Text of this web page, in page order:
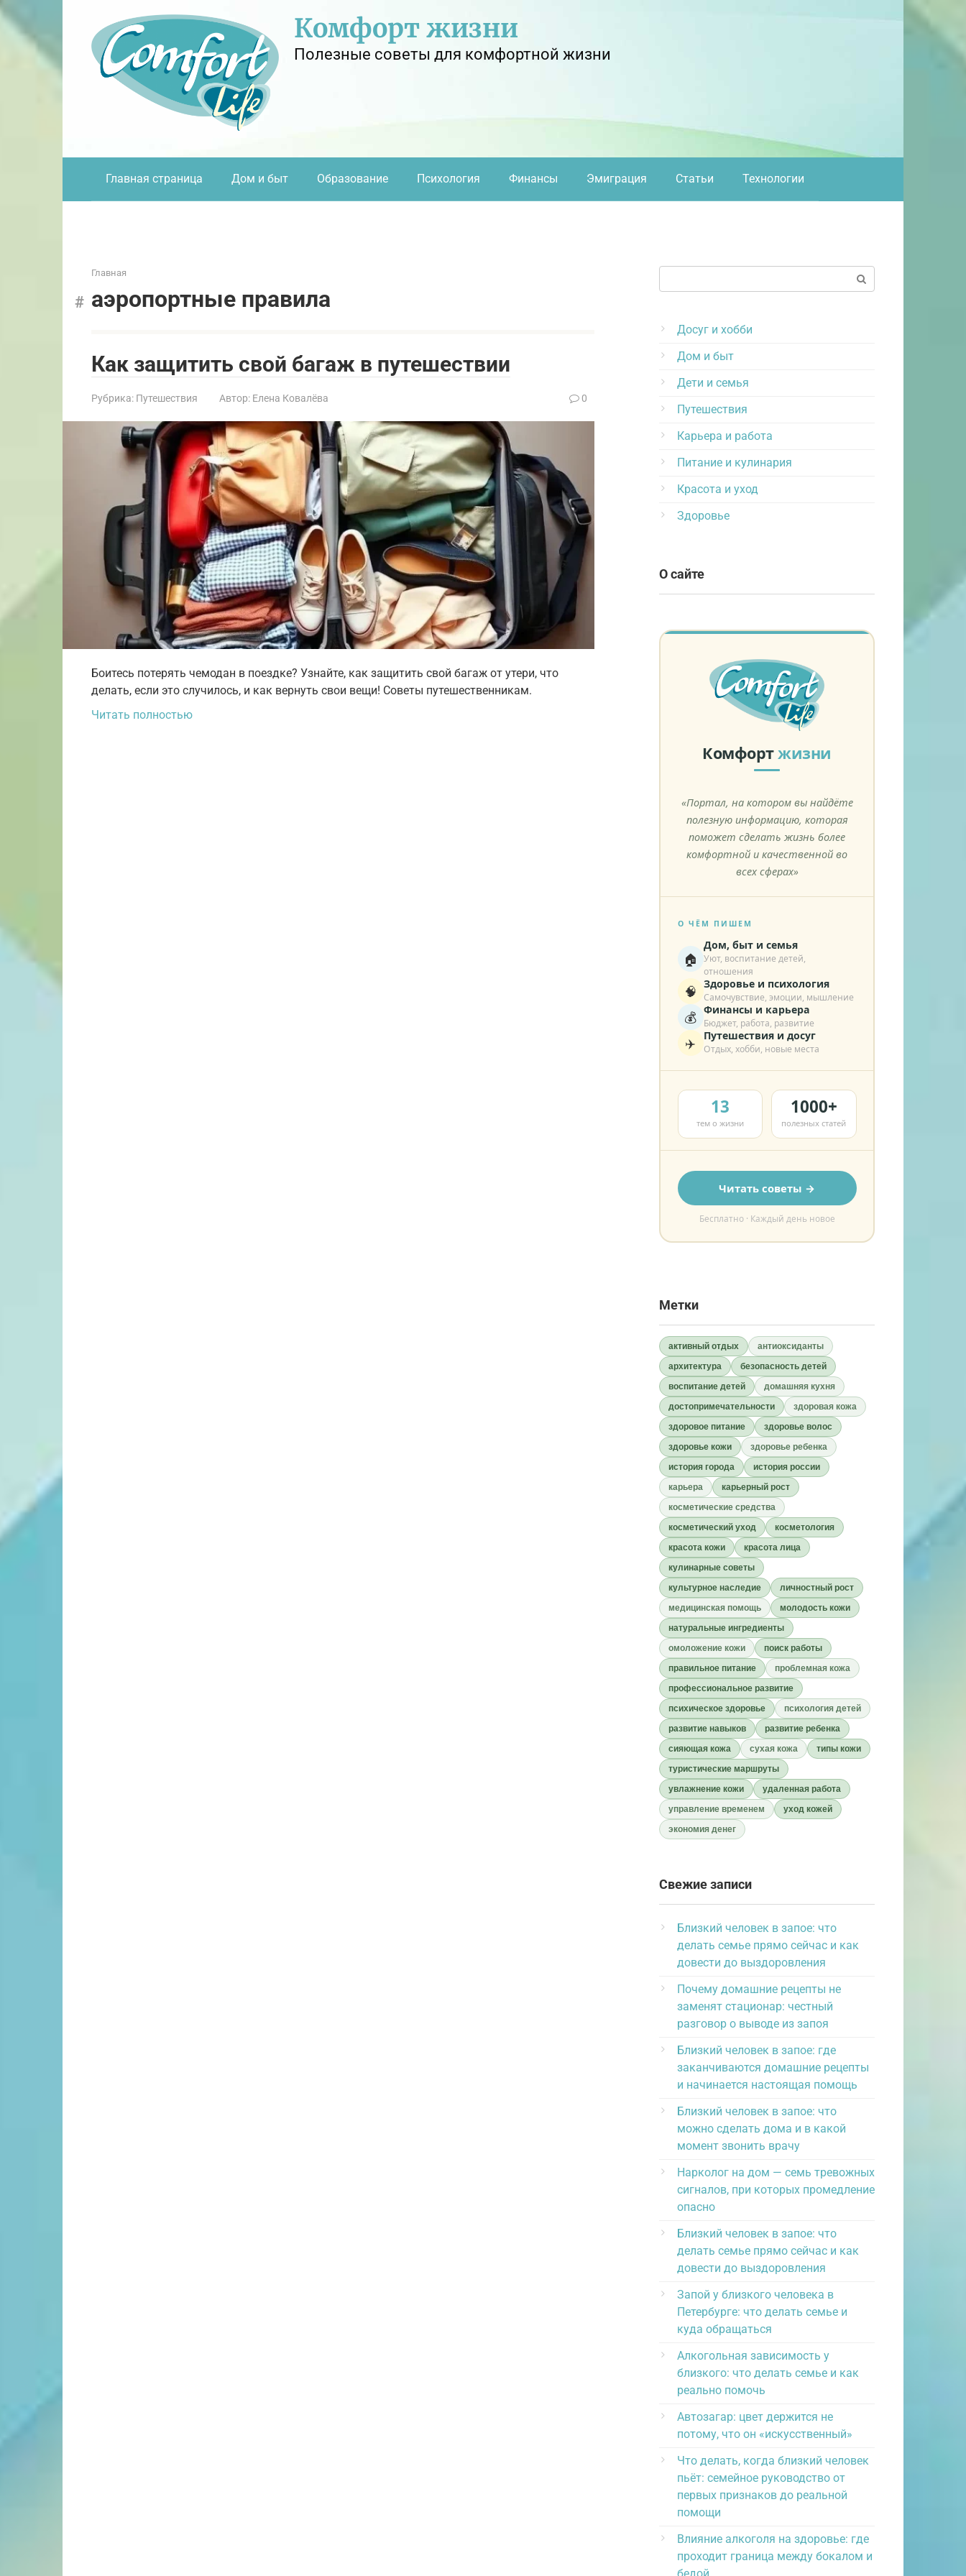
Перейти
контенту
Комфорт жизни
Полезные советы для комфортной жизни
Главная страница Дом и быт Образование Психология Финансы Эмиграция Статьи Технологии
Главная
аэропортные правила
Как защитить свой багаж в путешествии
Рубрика: Путешествия Автор: Елена Ковалёва 0
Боитесь потерять чемодан в поездке? Узнайте, как защитить свой багаж от утери, что
делать, если это случилось, и как вернуть свои вещи! Советы путешественникам.
Читать полностью
Досуг и хобби
Дом и быт
Дети и семья
Путешествия
Карьера и работа
Питание и кулинария
Красота и уход
Здоровье
О сайте
Комфортжизни
«Портал, на котором вы найдёте
полезную информацию, которая
поможет сделать жизнь более
комфортной и качественной во
всех сферах»
О ЧЁМ ПИШЕМ
🏠
Дом, быт и семья
Уют, воспитание детей,
отношения
🧠 Здоровье и психология
Самочувствие, эмоции, мышление
💰 Финансы и карьера
Бюджет, работа, развитие
✈️ Путешествия и досуг
Отдых, хобби, новые места
13
тем о жизни
1000+
полезных статей
Читать советы →
Бесплатно · Каждый день новое
Метки
активный отдых
антиоксиданты
архитектура
безопасность детей
воспитание детей
домашняя кухня
достопримечательности
здоровая кожа
здоровое питание
здоровье волос
здоровье кожи
здоровье ребенка
история города
история россии
карьера
карьерный рост
косметические средства
косметический уход
косметология
красота кожи
красота лица
кулинарные советы
культурное наследие
личностный рост
медицинская помощь
молодость кожи
натуральные ингредиенты
омоложение кожи
поиск работы
правильное питание
проблемная кожа
профессиональное развитие
психическое здоровье
психология детей
развитие навыков
развитие ребенка
сияющая кожа
сухая кожа
типы кожи
туристические маршруты
увлажнение кожи
удаленная работа
управление временем
уход кожей
экономия денег
Свежие записи
Близкий человек в запое: что
делать семье прямо сейчас и как
довести до выздоровления
Почему домашние рецепты не
заменят стационар: честный
разговор о выводе из запоя
Близкий человек в запое: где
заканчиваются домашние рецепты
и начинается настоящая помощь
Близкий человек в запое: что
можно сделать дома и в какой
момент звонить врачу
Нарколог на дом — семь тревожных
сигналов, при которых промедление
опасно
Близкий человек в запое: что
делать семье прямо сейчас и как
довести до выздоровления
Запой у близкого человека в
Петербурге: что делать семье и
куда обращаться
Алкогольная зависимость у
близкого: что делать семье и как
реально помочь
Автозагар: цвет держится не
потому, что он «искусственный»
Что делать, когда близкий человек
пьёт: семейное руководство от
первых признаков до реальной
помощи
Влияние алкоголя на здоровье: где
проходит граница между бокалом и